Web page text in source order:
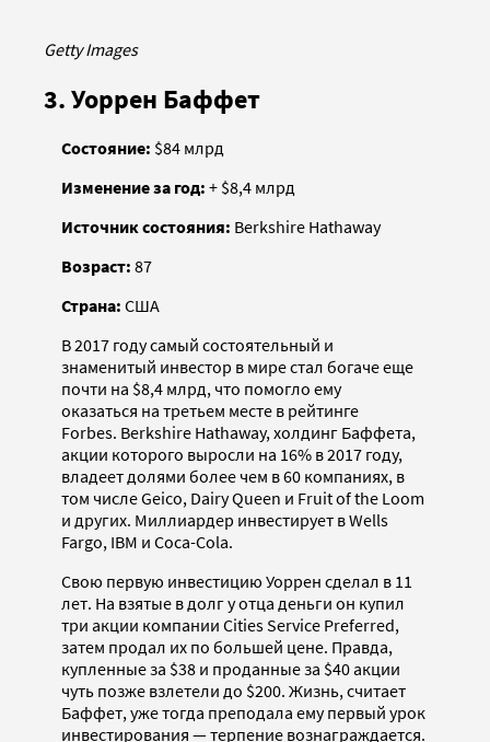
Getty Images
3. Уоррен Баффет
Состояние: $84 млрд
Изменение за год: + $8,4 млрд
Источник состояния: Berkshire Hathaway
Возраст: 87
Страна: США
В 2017 году самый состоятельный и
знаменитый инвестор в мире стал богаче еще
почти на $8,4 млрд, что помогло ему
оказаться на третьем месте в рейтинге
Forbes. Berkshire Hathaway, холдинг Баффета,
акции которого выросли на 16% в 2017 году,
владеет долями более чем в 60 компаниях, в
том числе Geico, Dairy Queen и Fruit of the Loom
и других. Миллиардер инвестирует в Wells
Fargo, IBM и Coca-Cola.
Свою первую инвестицию Уоррен сделал в 11
лет. На взятые в долг у отца деньги он купил
три акции компании Cities Service Preferred,
затем продал их по большей цене. Правда,
купленные за $38 и проданные за $40 акции
чуть позже взлетели до $200. Жизнь, считает
Баффет, уже тогда преподала ему первый урок
инвестирования — терпение вознаграждается.